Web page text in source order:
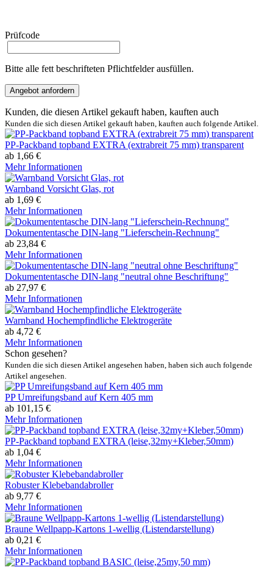
Prüfcode
Bitte alle fett beschrifteten Pflichtfelder ausfüllen.
Angebot anfordern
Kunden, die diesen Artikel gekauft haben, kauften auch
Kunden die sich diesen Artikel gekauft haben, kauften auch folgende Artikel.
PP-Packband topband EXTRA (extrabreit 75 mm) transparent
ab 1,66 €
Mehr Informationen
Warnband Vorsicht Glas, rot
ab 1,69 €
Mehr Informationen
Dokumententasche DIN-lang "Lieferschein-Rechnung"
ab 23,84 €
Mehr Informationen
Dokumententasche DIN-lang "neutral ohne Beschriftung"
ab 27,97 €
Mehr Informationen
Warnband Hochempfindliche Elektrogeräte
ab 4,72 €
Mehr Informationen
Schon gesehen?
Kunden die sich diesen Artikel angesehen haben, haben sich auch folgende
Artikel angesehen.
PP Umreifungsband auf Kern 405 mm
ab 101,15 €
Mehr Informationen
PP-Packband topband EXTRA (leise,32my+Kleber,50mm)
ab 1,04 €
Mehr Informationen
Robuster Klebebandabroller
ab 9,77 €
Mehr Informationen
Braune Wellpapp-Kartons 1-wellig (Listendarstellung)
ab 0,21 €
Mehr Informationen